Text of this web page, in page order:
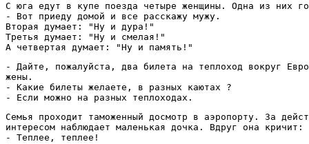
С юга едут в купе поезда четыре женщины. Одна из них
- Вот приеду домой и все расскажу мужу.
Вторая думает: "Ну и дура!"
Третья думает: "Ну и смелая!"
А четвертая думает: "Ну и память!"
- Дайте, пожалуйста, два билета на теплоход вокруг
жены.
- Какие билеты желаете, в разных каютах ?
- Если можно на разных теплоходах.
Семья проходит таможенный досмотр в аэропорту. За
интересом наблюдает маленькая дочка. Вдруг она кричит:
- Теплее, теплее!